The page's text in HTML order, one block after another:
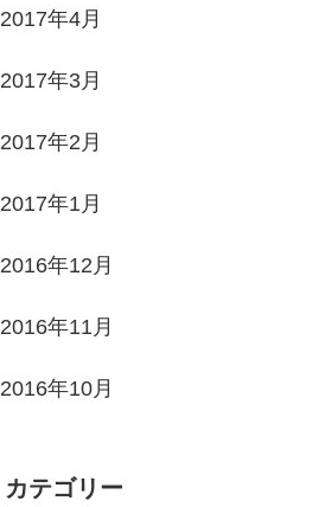
2017年4月
2017年3月
2017年2月
2017年1月
2016年12月
2016年11月
2016年10月
カテゴリー